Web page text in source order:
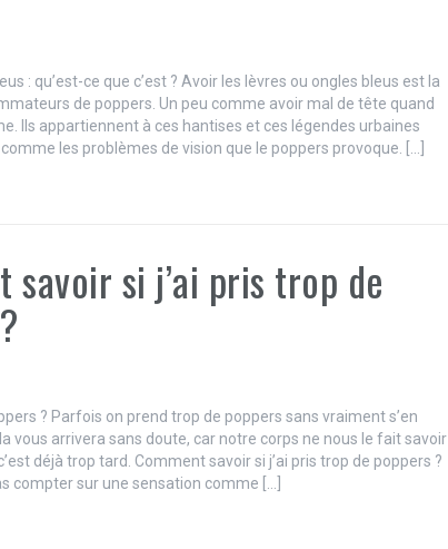
: qu’est-ce que c’est ? Avoir les lèvres ou ongles bleus est la
de poppers. Un peu comme avoir mal de tête quand
Ils appartiennent à ces hantises et ces légendes urbaines
les problèmes de vision que le poppers provoque. […]
savoir si j’ai pris trop de
? Parfois on prend trop de poppers sans vraiment s’en
vous arrivera sans doute, car notre corps ne nous le fait savoir
déjà trop tard. Comment savoir si j’ai pris trop de poppers ?
compter sur une sensation comme […]